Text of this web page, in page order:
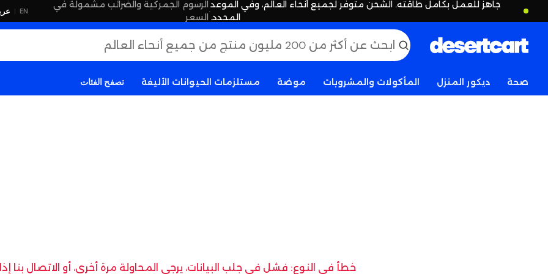
جاهز للعمل بكامل طاقته. الشحن متوفر لجميع أنحاء العالم، وفي الموعد
المحدد.
·
الرسوم الجمركية والضرائب مشمولة في
السعر
EN
|
صحة ديكور المنزل المأكولات والمشروبات موضة مستلزمات الحيوانات الأليفة تصفح الفئات
خطأ في النوع: فشل في جلب البيانات، يرجى المحاولة مرة أخرى، أو الاتصال بنا